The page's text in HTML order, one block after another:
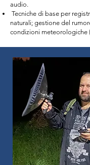
audio.
Tecniche di base per
naturali; gestione del
condizioni meteorologiche